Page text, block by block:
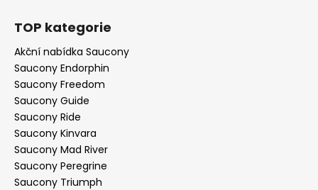
TOP kategorie
Akční nabídka Saucony
Saucony Endorphin
Saucony Freedom
Saucony Guide
Saucony Ride
Saucony Kinvara
Saucony Mad River
Saucony Peregrine
Saucony Triumph